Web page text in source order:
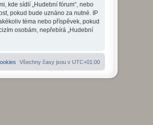
kde sídlí „Hudební fórum“, nebo
pokud bude uznáno za nutné. IP
téma nebo příspěvek, pokud
osobám, nepřebírá „Hudební
Všechny časy jsou v UTC+01:00